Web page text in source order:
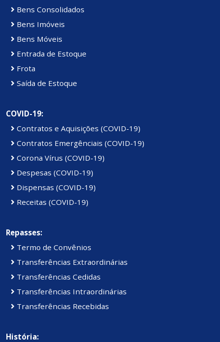
Bens Consolidados
Bens Imóveis
Bens Móveis
Entrada de Estoque
Frota
Saída de Estoque
COVID-19:
Contratos e Aquisições (COVID-19)
Contratos Emergênciais (COVID-19)
Corona Vírus (COVID-19)
Despesas (COVID-19)
Dispensas (COVID-19)
Receitas (COVID-19)
Repasses:
Termo de Convênios
Transferências Extraordinárias
Transferências Cedidas
Transferências Intraordinárias
Transferências Recebidas
História: